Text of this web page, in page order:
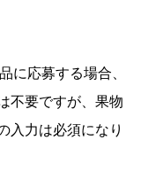
に応募する場合、
不要ですが、果物
入力は必須になり